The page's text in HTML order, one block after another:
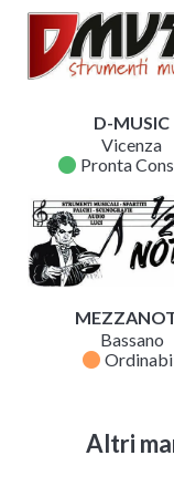
D-MUSIC
Vicenza
fiber_manual_record Pronta
Bassano
fiber_manual_record
Altri